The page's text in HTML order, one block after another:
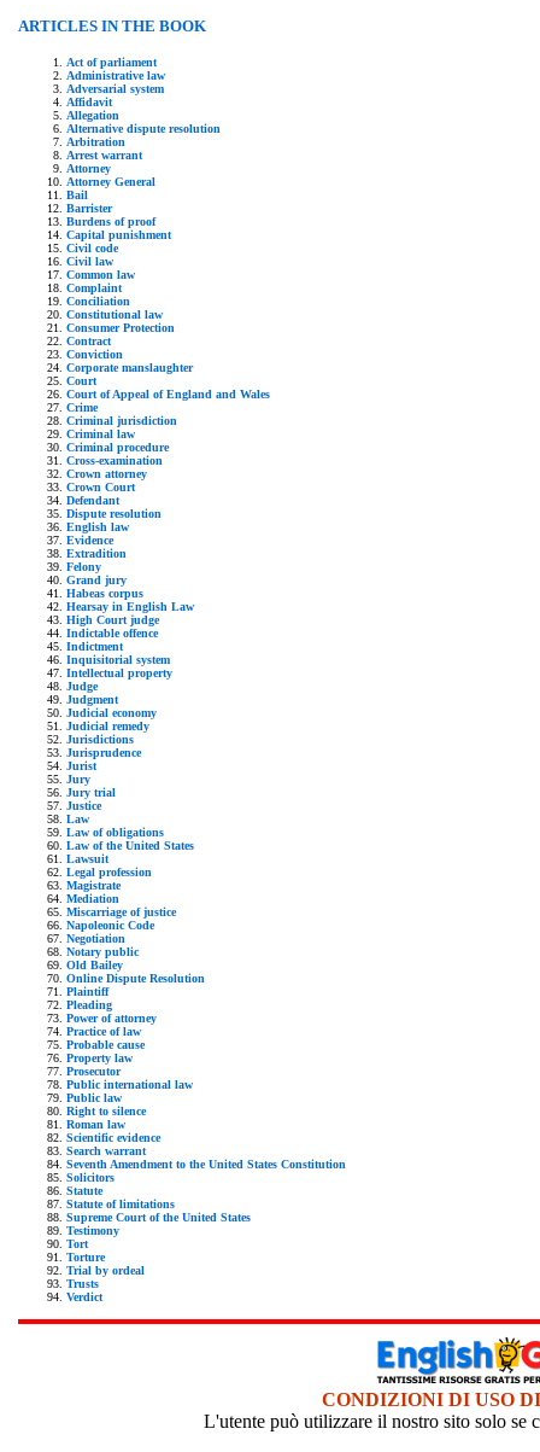
ARTICLES IN THE BOOK
Act of parliament
Administrative law
Adversarial system
Affidavit
Allegation
Alternative dispute resolution
Arbitration
Arrest warrant
Attorney
Attorney General
Bail
Barrister
Burdens of proof
Capital punishment
Civil code
Civil law
Common law
Complaint
Conciliation
Constitutional law
Consumer Protection
Contract
Conviction
Corporate manslaughter
Court
Court of Appeal of England and Wales
Crime
Criminal jurisdiction
Criminal law
Criminal procedure
Cross-examination
Crown attorney
Crown Court
Defendant
Dispute resolution
English law
Evidence
Extradition
Felony
Grand jury
Habeas corpus
Hearsay in English Law
High Court judge
Indictable offence
Indictment
Inquisitorial system
Intellectual property
Judge
Judgment
Judicial economy
Judicial remedy
Jurisdictions
Jurisprudence
Jurist
Jury
Jury trial
Justice
Law
Law of obligations
Law of the United States
Lawsuit
Legal profession
Magistrate
Mediation
Miscarriage of justice
Napoleonic Code
Negotiation
Notary public
Old Bailey
Online Dispute Resolution
Plaintiff
Pleading
Power of attorney
Practice of law
Probable cause
Property law
Prosecutor
Public international law
Public law
Right to silence
Roman law
Scientific evidence
Search warrant
Seventh Amendment to the United States Constitution
Solicitors
Statute
Statute of limitations
Supreme Court of the United States
Testimony
Tort
Torture
Trial by ordeal
Trusts
Verdict
CONDIZIONI DI USO
L'utente può utilizzare il nostro sito solo se